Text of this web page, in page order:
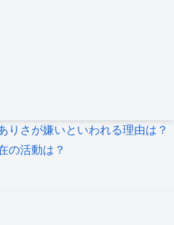
りさが嫌いといわれる理由は？
の活動は？